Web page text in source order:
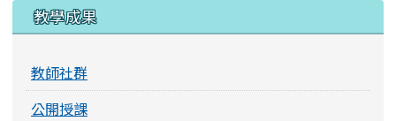
教學成果
教師社群
公開授課